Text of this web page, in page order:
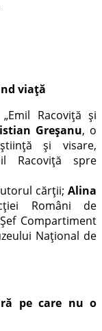
viață
Racoviță și
Greșanu, o
și visare,
Racoviță spre
cărții;Alina
Români de
Compartiment
Național de
pe care nu o